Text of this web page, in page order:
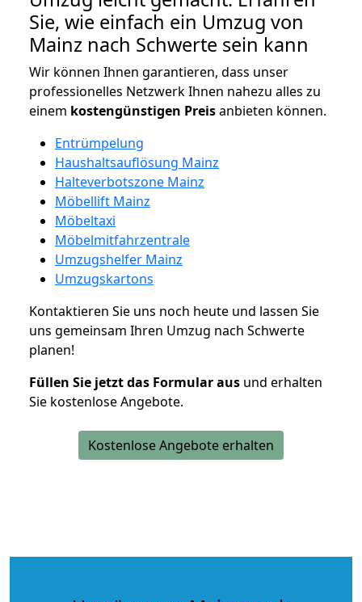
Sie, wie einfach ein Umzug von
Mainz nach Schwerte sein kann
Wir können Ihnen garantieren, dass unser
professionelles Netzwerk Ihnen nahezu alles zu
einem kostengünstigen Preisanbieten können.
Entrümpelung
Haushaltsauflösung Mainz
Halteverbotszone Mainz
Möbellift Mainz
Möbeltaxi
Möbelmitfahrzentrale
Umzugshelfer Mainz
Umzugskartons
Kontaktieren Sie uns noch heute und lassen Sie
uns gemeinsam Ihren Umzug nach Schwerte
planen!
Füllen Sie jetzt das Formular aus und erhalten
Sie kostenlose Angebote.
Kostenlose Angebote erhalten